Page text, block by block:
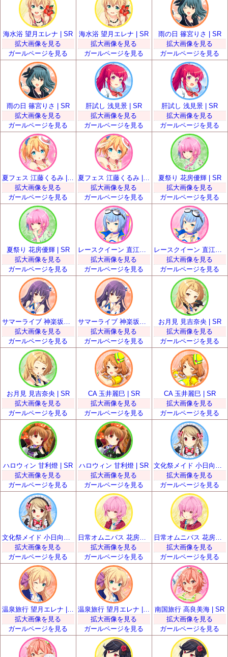
海水浴 望月エレナ | SR
拡大画像を見る
ガールページを見る
海水浴 望月エレナ | SR
拡大画像を見る
ガールページを見る
雨の日 篠宮りさ | SR
拡大画像を見る
ガールページを見る
雨の日 篠宮りさ | SR
拡大画像を見る
ガールページを見る
肝試し 浅見景 | SR
拡大画像を見る
ガールページを見る
肝試し 浅見景 | SR
拡大画像を見る
ガールページを見る
拡大画像を見る
ガールページを見る
夏フェス 江藤くるみ | SR
拡大画像を見る
ガールページを見る
夏祭り 花房優輝 | SR
拡大画像を見る
ガールページを見る
夏祭り 花房優輝 | SR
拡大画像を見る
ガールページを見る
拡大画像を見る
ガールページを見る
拡大画像を見る
ガールページを見る
拡大画像を見る
ガールページを見る
拡大画像を見る
ガールページを見る
お月見 見吉奈央 | SR
拡大画像を見る
ガールページを見る
お月見 見吉奈央 | SR
拡大画像を見る
ガールページを見る
CA 玉井麗巳 | SR
拡大画像を見る
ガールページを見る
CA 玉井麗巳 | SR
拡大画像を見る
ガールページを見る
ハロウィン 甘利燈 | SR
拡大画像を見る
ガールページを見る
ハロウィン 甘利燈 | SR
拡大画像を見る
ガールページを見る
拡大画像を見る
ガールページを見る
拡大画像を見る
ガールページを見る
日常オムニバス 花房優輝 | SR
拡大画像を見る
ガールページを見る
日常オムニバス 花房優輝 | SR
拡大画像を見る
ガールページを見る
拡大画像を見る
ガールページを見る
温泉旅行 望月エレナ | SR
拡大画像を見る
ガールページを見る
南国旅行 高良美海 | SR
拡大画像を見る
ガールページを見る